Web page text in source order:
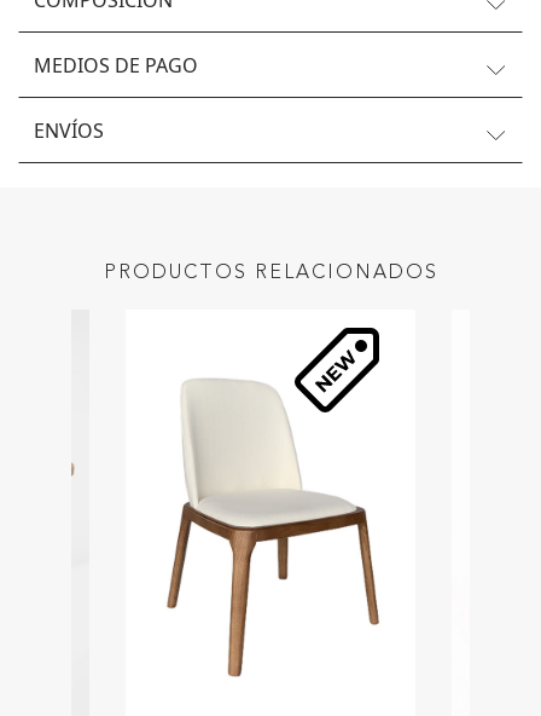
MEDIOS DE PAGO
ENVÍOS
PRODUCTOS RELACIONADOS